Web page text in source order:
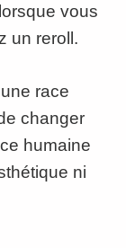
vous
un reroll.
race
changer
humaine
ni